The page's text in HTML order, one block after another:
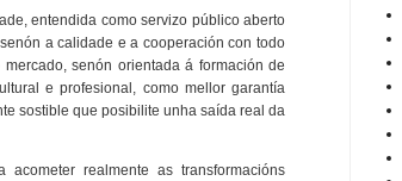
entendida como servizo público aberto
a calidade e a cooperación con todo
senón orientada á formación de
e profesional, como mellor garantía
sostible que posibilite unha saída real da
acometer realmente as transformacións